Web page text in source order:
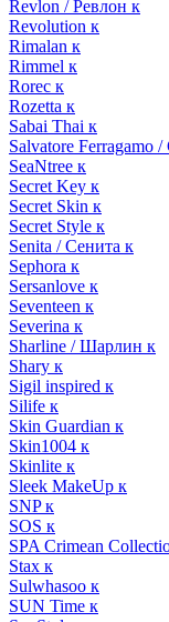
Revlon / Ревлон к
Revolution к
Rimalan к
Rimmel к
Rorec к
Rozetta к
Sabai Thai к
Salvatore Ferragamo
SeaNtree к
Secret Key к
Secret Skin к
Secret Style к
Senita / Сенита к
Sephora к
Sersanlove к
Seventeen к
Severina к
Sharline / Шарлин к
Shary к
Sigil inspired к
Silife к
Skin Guardian к
Skin1004 к
Skinlite к
Sleek MakeUp к
SNP к
SOS к
SPA Crimean
Stax к
Sulwhasoo к
SUN Time к